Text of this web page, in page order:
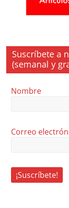
Suscríbete a
(semanal y
Nombre
Correo